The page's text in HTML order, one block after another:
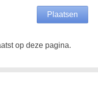
op deze pagina.